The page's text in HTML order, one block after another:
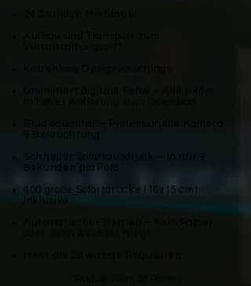
Sekunden pro Foto
400 große Sofortdrucke (10x15 cm)
inklusive